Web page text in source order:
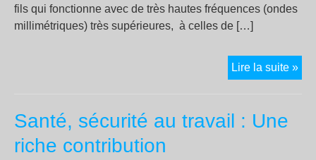
fils qui fonctionne avec de très hautes fréquences (ondes
millimétriques) très supérieures, à celles de […]
Lire la suite »
5G
Santé, sécurité au travail : Une
riche contribution